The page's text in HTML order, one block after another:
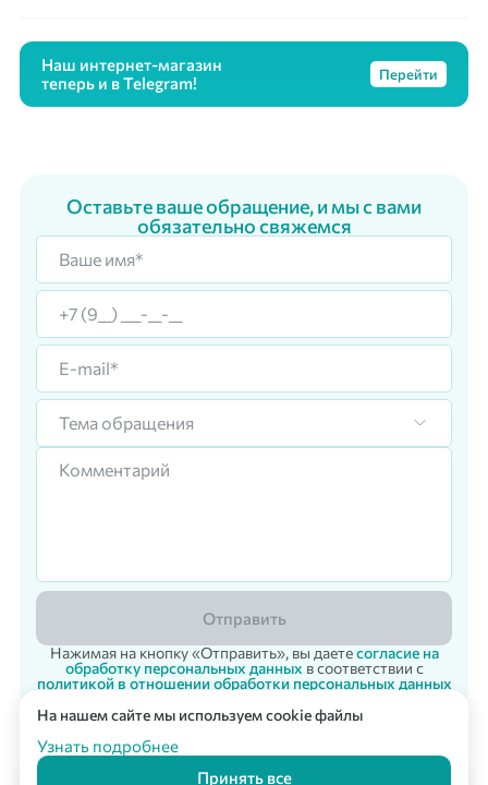
Корпоративный заказ
Наш интернет-магазин
теперь и в Telegram!
Перейти
Оставьте ваше обращение, и мы с вами
обязательно свяжемся
Тема обращения
Отправить
Нажимая на кнопку «Отправить», вы даетесогласие на
обработку персональных данных в соответствии с
политикой в отношении обработки персональных данных
На нашем сайте мы используем cookie файлы
Узнать подробнее
Принять все
© 2007 - 2026 «Vpodarok» Радость дарить - радость получать!